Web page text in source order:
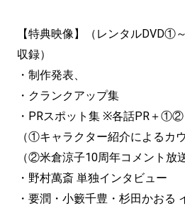
【特典映像】（レンタルDVD①
収録）
・制作発表、
・クランクアップ集
・PRスポット集 ※各話PR＋①②
（①キャラクター紹介によるカ
（②米倉涼子10周年コメント放
・野村萬斎 単独インタビュー
・要潤・小籔千豊・杉田かおる